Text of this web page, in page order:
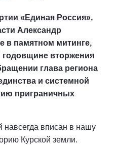
«Единая Россия»,
Александр
в памятном митинге,
годовщине вторжения
глава региона
и системной
приграничных
навсегда вписан в нашу
Курской земли.